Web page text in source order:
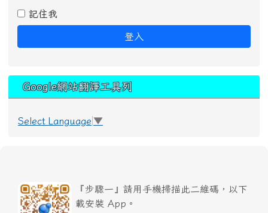
記住我
登入
Google網站翻譯工具列
Select Language ▼
『步驟一』請用手機掃描此二維碼，以下
載安裝 App。